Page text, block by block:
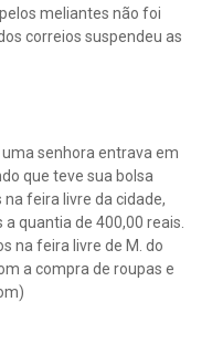
meliantes não foi
correios suspendeu as
senhora entrava em
que teve sua bolsa
feira livre da cidade,
quantia de 400,00 reais.
na feira livre de M. do
a compra de roupas e